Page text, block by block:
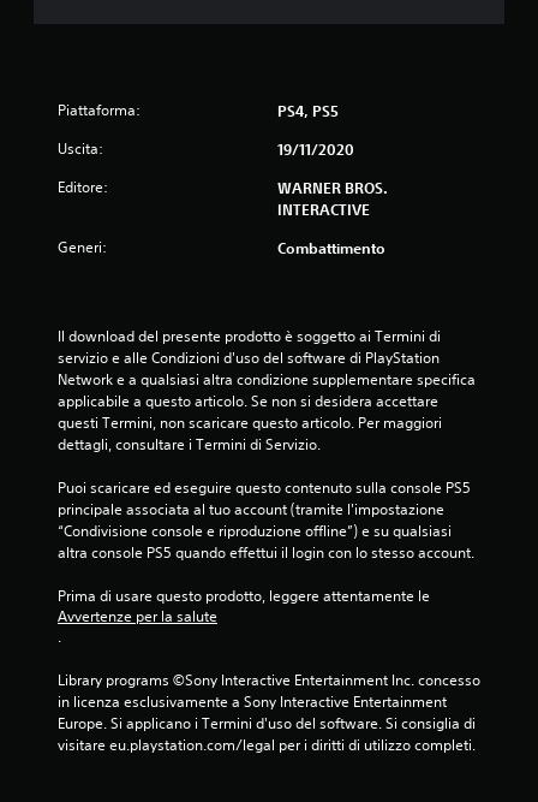
3
l
l
e
s
u
c
q
u
Piattaforma: PS4, PS5
Uscita: 19/11/2020
Editore:
WARNER BROS.
INTERACTIVE
Generi: Combattimento
Il download del presente prodotto è soggetto ai Termini di
servizio e alle Condizioni d'uso del software di PlayStation
Network e a qualsiasi altra condizione supplementare specifica
applicabile a questo articolo. Se non si desidera accettare
questi Termini, non scaricare questo articolo. Per maggiori
dettagli, consultare i Termini di Servizio.
Puoi scaricare ed eseguire questo contenuto sulla console PS5
principale associata al tuo account (tramite l'impostazione
“Condivisione console e riproduzione offline”) e su qualsiasi
altra console PS5 quando effettui il login con lo stesso account.
Prima di usare questo prodotto, leggere attentamente le
Avvertenze per la salute
.
Library programs ©Sony Interactive Entertainment Inc. concesso
in licenza esclusivamente a Sony Interactive Entertainment
Europe. Si applicano i Termini d'uso del software. Si consiglia di
visitare eu.playstation.com/legal per i diritti di utilizzo completi.